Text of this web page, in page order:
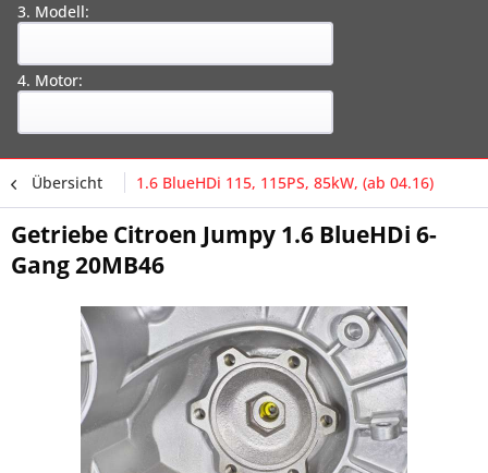
3. Modell:
4. Motor:
Übersicht 1.6 BlueHDi 115, 115PS, 85kW, (ab 04.16)
Getriebe Citroen Jumpy 1.6 BlueHDi 6-
Gang 20MB46